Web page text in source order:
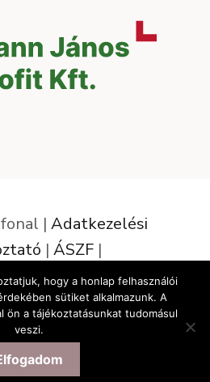
| Adatkezelési
| ÁSZF|
szerződéstől
készítette:
hogy a honlap felhasználói
sütiket alkalmazunk. A
ön a tájékoztatásunkat tudomásul
veszi.